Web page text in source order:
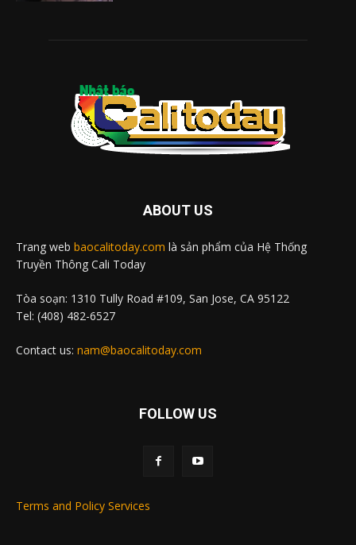
ABOUT US
Trang web baocalitoday.com là sản phẩm của Hệ Thống
Truyền Thông Cali Today
Tòa soạn: 1310 Tully Road #109, San Jose, CA 95122
Tel: (408) 482-6527
Contact us: nam@baocalitoday.com
FOLLOW US
Terms and Policy Services